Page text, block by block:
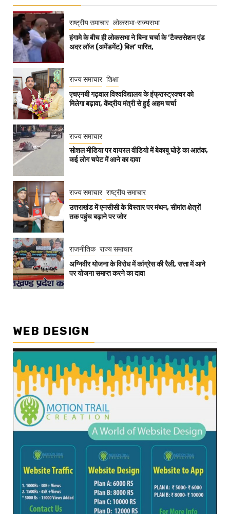
राष्ट्रीय समाचार लोकसभा-राज्यसभा
हंगामे के बीच ही लोकसभा ने बिना चर्चा के ‘टैक्ससेशन एंड
अदर लॉज (अमेंडमेंट) बिल’ पारित,
राज्य समाचार शिक्षा
एचएनबी गढ़वाल विश्वविद्यालय के इंफ्रास्ट्रक्चर को
मिलेगा बढ़ावा, केंद्रीय मंत्री से हुई अहम चर्चा
राज्य समाचार
सोशल मीडिया पर वायरल वीडियो में बेकाबू घोड़े का आतंक,
कई लोग चपेट में आने का दावा
राज्य समाचार राष्ट्रीय समाचार
उत्तराखंड में एनसीसी के विस्तार पर मंथन, सीमांत क्षेत्रों
तक पहुंच बढ़ाने पर जोर
राजनीतिक राज्य समाचार
अग्निवीर योजना के विरोध में कांग्रेस की रैली, सत्ता में आने
पर योजना समाप्त करने का दावा
WEB DESIGN